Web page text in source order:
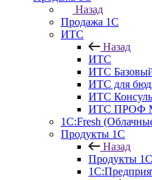
Назад
Продажа 1С
ИТС
Назад
ИТС
ИТС
ИТС для
ИТС
ИТС ПРОФ
1C:Fresh
Продукты 1С
Назад
Продукты 1С